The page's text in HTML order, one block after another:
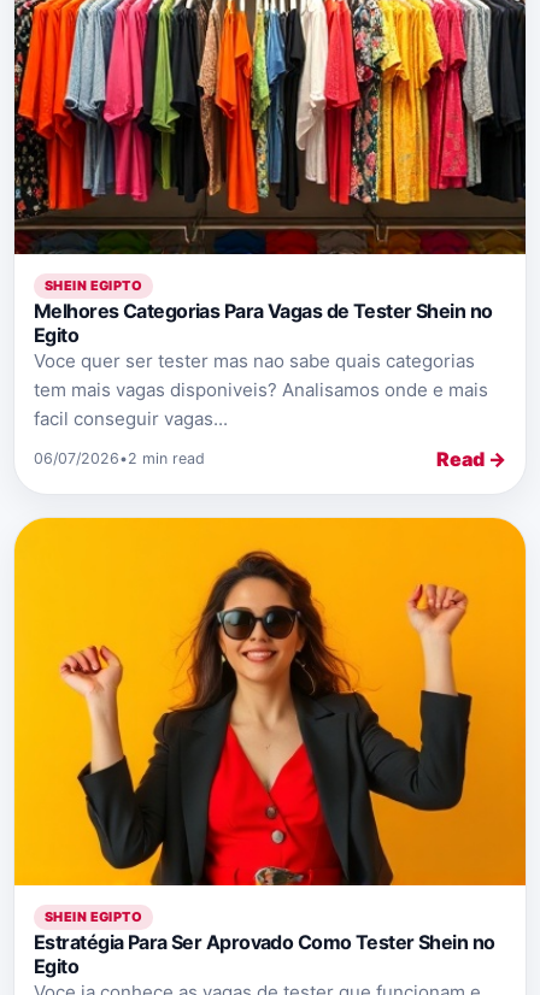
SHEIN EGIPTO
Melhores Categorias Para Vagas de Tester Shein no
Egito
Voce quer ser tester mas nao sabe quais categorias
tem mais vagas disponiveis? Analisamos onde e mais
facil conseguir vagas...
06/07/2026•2 min read Read →
SHEIN EGIPTO
Estratégia Para Ser Aprovado Como Tester Shein no
Egito